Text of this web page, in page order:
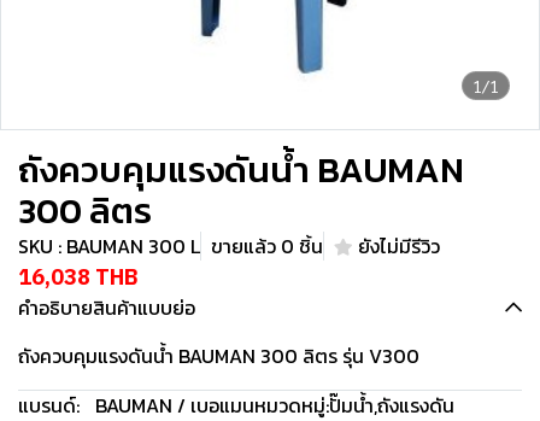
1/1
ถังควบคุมแรงดันน้ำ BAUMAN
300 ลิตร
SKU : BAUMAN 300 L ขายแล้ว 0 ชิ้น ยังไม่มีรีวิว
16,038 THB
คำอธิบายสินค้าแบบย่อ
ถังควบคุมแรงดันน้ำ BAUMAN 300 ลิตร รุ่น V300
แบรนด์: BAUMAN / เบอแมนหมวดหมู่:ปั๊มน้ำ,ถังแรงดัน